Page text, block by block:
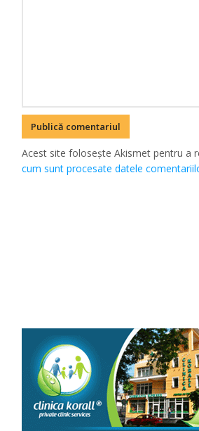
Acest site folosește Akismet pentru a
cum sunt procesate datele